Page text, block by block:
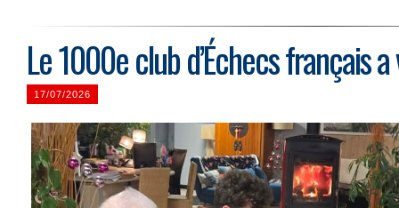
Le 1000e club d’Échecs français
17/07/2026